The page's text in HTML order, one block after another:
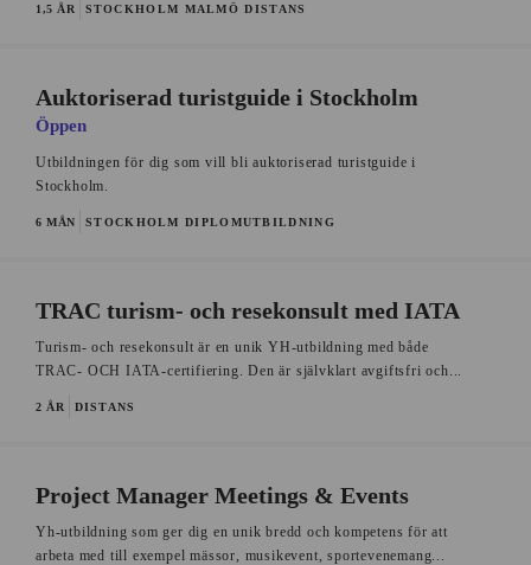
1,5 ÅR STOCKHOLM MALMÖ DISTANS
Auktoriserad turistguide i Stockholm
Öppen
Utbildningen för dig som vill bli auktoriserad turistguide i
Stockholm.
6 MÅN STOCKHOLM DIPLOMUTBILDNING
TRAC turism- och resekonsult med IATA
Turism- och resekonsult är en unik YH-utbildning med både
TRAC- OCH IATA-certifiering. Den är självklart avgiftsfri och...
2 ÅR DISTANS
Project Manager Meetings & Events
Yh-utbildning som ger dig en unik bredd och kompetens för att
arbeta med till exempel mässor, musikevent, sportevenemang...